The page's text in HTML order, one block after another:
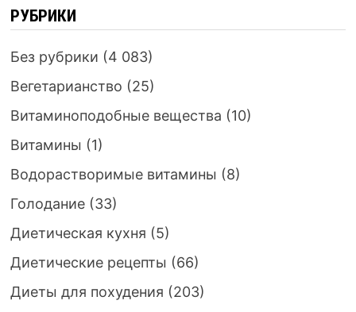
РУБРИКИ
Без рубрики (4 083)
Вегетарианство (25)
Витаминоподобные вещества (10)
Витамины (1)
Водорастворимые витамины (8)
Голодание(33)
Диетическая кухня (5)
Диетические рецепты (66)
Диеты для похудения (203)